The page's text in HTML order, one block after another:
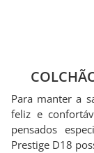
Para manter a
feliz e
pensados
Prestige D18